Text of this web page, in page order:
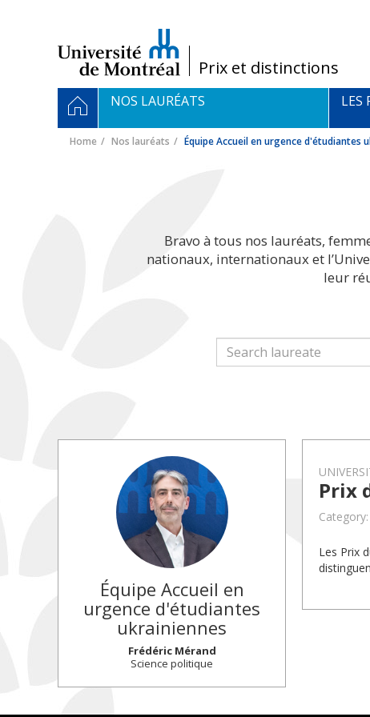
/Prix et distinctions
Navigation
principale
HOMENOS LAURÉATS LES
Home Nos lauréats Équipe Accueil en urgence d'étudiantes
Bravo à tous nos lauréats,
nationaux, internationaux et
leur
Équipe Accueil en
urgence d'étudiantes
ukrainiennes
Frédéric Mérand
Science politique
Prix
Les Prix